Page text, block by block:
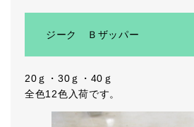
ジーク Ｂザッパー
20ｇ・30ｇ・40ｇ
全色12色入荷です。